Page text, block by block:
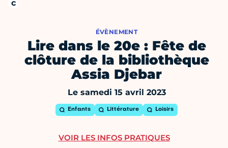
ÉVÈNEMENT
Lire dans le 20e : Fête de
clôture de la bibliothèque
Assia Djebar
Le samedi 15 avril 2023
Enfants Littérature Loisirs
VOIR LES INFOS PRATIQUES